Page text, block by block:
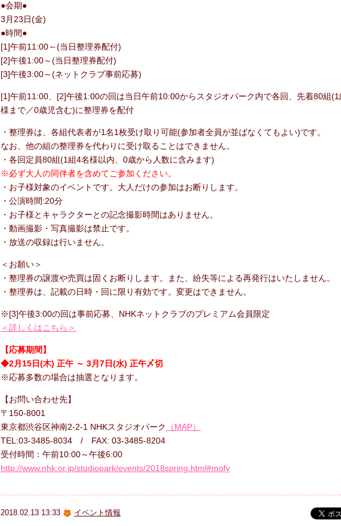
●会期●
3月23日(金)
●時間●
[1]午前11:00～(当日整理券配付)
[2]午後1:00～(当日整理券配付)
[3]午後3:00～(ネットクラブ事前応募)
[1]午前11:00、[2]午後1:00の回は当日午前10:00からスタジオパーク内で各回、先着80組(1
様まで／0歳児含む)に整理券を配付
・整理券は、各組代表者が1名1枚受け取り可能(参加者全員が並ばなくてもよい)です。
なお、他の組の整理券を代わりに受け取ることはできません。
・各回定員80組(1組4名様以内、0歳から人数に含みます)
※必ず大人の同伴者を含めてご参加ください。
・お子様対象のイベントです。大人だけの参加はお断りします。
・公演時間:20分
・お子様とキャラクターとの記念撮影時間はありません。
・動画撮影・写真撮影は禁止です。
・放送の収録は行いません。
＜お願い＞
・整理券の譲渡や売買は固くお断りします。また、紛失等による再発行はいたしません。
・整理券は、記載の日時・回に限り有効です。変更はできません。
※[3]午後3:00の回は事前応募、NHKネットクラブのプレミアム会員限定
＜詳しくはこちら ＞
【応募期間】
◆2月15日(木) 正午 ～ 3月7日(水) 正午〆切
※応募多数の場合は抽選となります。
【お問い合わせ先】
〒150-8001
東京都渋谷区神南2-2-1 NHKスタジオパーク
（MAP）
TEL:03-3485-8034 / FAX: 03-3485-8204
受付時間：午前10:00～午後6:00
http://www.nhk.or.jp/studiopark/events/2018spring.html#mofy
2018.02.13 13:33 イベント情報